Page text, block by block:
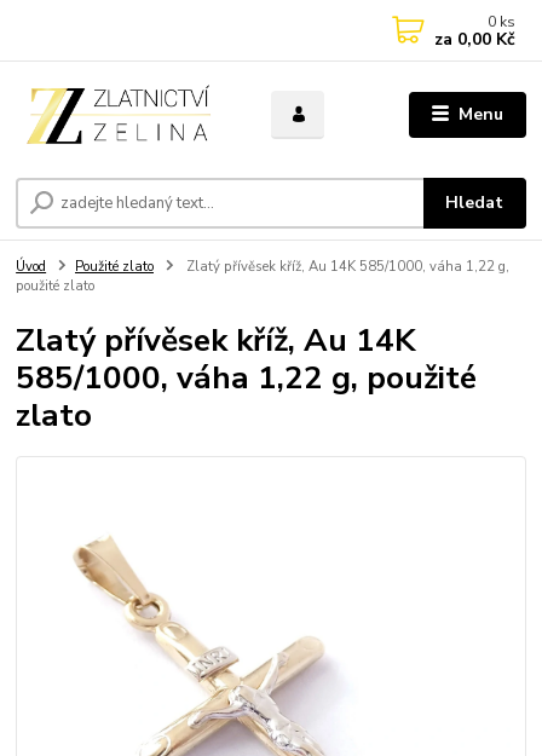
Menu
Hledat
0 ks
za 0,00 Kč
Úvod Použité zlato
Zlatý přívěsek kříž, Au 14K 585/1000, váha 1,22 g,
použité zlato
Zlatý přívěsek kříž, Au 14K
585/1000, váha 1,22 g, použité
zlato